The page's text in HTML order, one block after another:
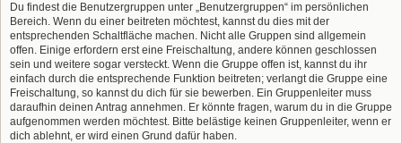
Du findest die Benutzergruppen unter „Benutzergruppen“ im persönlichen
Bereich. Wenn du einer beitreten möchtest, kannst du dies mit der
entsprechenden Schaltfläche machen. Nicht alle Gruppen sind allgemein
offen. Einige erfordern erst eine Freischaltung, andere können geschlossen
sein und weitere sogar versteckt. Wenn die Gruppe offen ist, kannst du ihr
einfach durch die entsprechende Funktion beitreten; verlangt die Gruppe eine
Freischaltung, so kannst du dich für sie bewerben. Ein Gruppenleiter muss
daraufhin deinen Antrag annehmen. Er könnte fragen, warum du in die Gruppe
aufgenommen werden möchtest. Bitte belästige keinen Gruppenleiter, wenn er
dich ablehnt, er wird einen Grund dafür haben.